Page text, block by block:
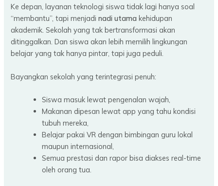
Ke depan, layanan teknologi siswa tidak lagi hanya soal
“membantu”, tapi menjadinadi utama kehidupan
akademik. Sekolah yang tak bertransformasi akan
ditinggalkan. Dan siswa akan lebih memilih lingkungan
belajar yang tak hanya pintar, tapi juga peduli.
Bayangkan sekolah yang terintegrasi penuh:
Siswa masuk lewat pengenalan wajah,
Makanan dipesan lewat app yang tahu kondisi
tubuh mereka,
Belajar pakai VR dengan bimbingan guru lokal
maupun internasional,
Semua prestasi dan rapor bisa diakses real-time
oleh orang tua.